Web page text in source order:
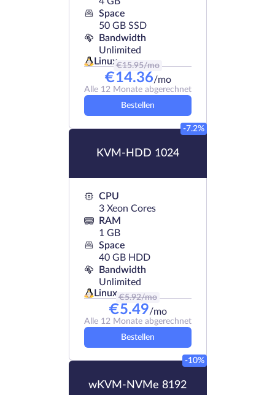
Space
50 GB SSD
Bandwidth
Unlimited
Linux€15.95/mo
€14.36/mo
Alle 12 Monate abgerechnet
Bestellen
KVM-HDD 1024
-7.2%
CPU
3 Xeon Cores
RAM
1 GB
Space
40 GB HDD
Bandwidth
Unlimited
Linux€5.92/mo
€5.49/mo
Alle 12 Monate abgerechnet
Bestellen
wKVM-NVMe 8192
-10%